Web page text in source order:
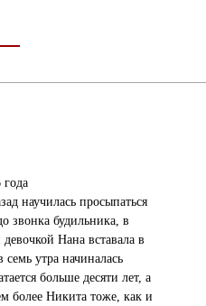
научилась просыпаться
звонка будильника, в
Нана вставала в
утра начиналась
больше десяти лет, а
более Никита тоже, как и